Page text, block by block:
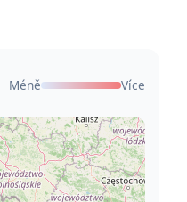
Méně Více